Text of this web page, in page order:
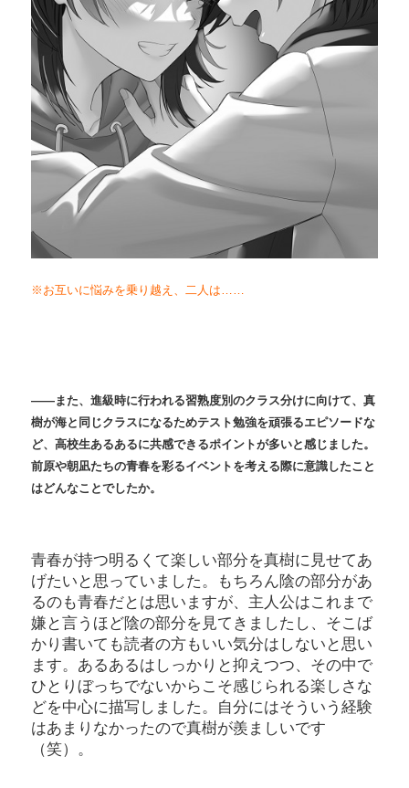
※お互いに悩みを乗り越え、二人は……
――また、進級時に行われる習熟度別のクラス分けに向けて、真
樹が海と同じクラスになるためテスト勉強を頑張るエピソードな
ど、高校生あるあるに共感できるポイントが多いと感じました。
前原や朝凪たちの青春を彩るイベントを考える際に意識したこと
はどんなことでしたか。
青春が持つ明るくて楽しい部分を真樹に見せてあ
げたいと思っていました。もちろん陰の部分があ
るのも青春だとは思いますが、主人公はこれまで
嫌と言うほど陰の部分を見てきましたし、そこば
かり書いても読者の方もいい気分はしないと思い
ます。あるあるはしっかりと抑えつつ、その中で
ひとりぼっちでないからこそ感じられる楽しさな
どを中心に描写しました。自分にはそういう経験
はあまりなかったので真樹が羨ましいです
（笑）。